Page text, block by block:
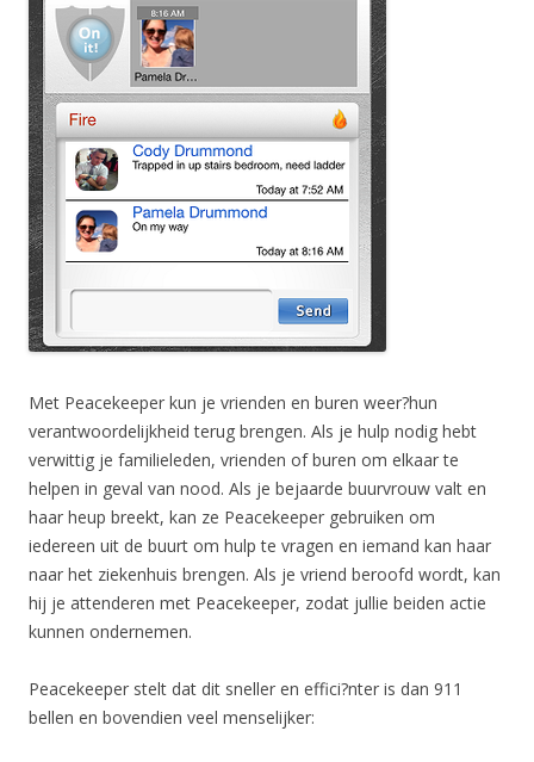
Met Peacekeeper kun je vrienden en buren weer?hun
verantwoordelijkheid terug brengen. Als je hulp nodig hebt
verwittig je familieleden, vrienden of buren om elkaar te
helpen in geval van nood. Als je bejaarde buurvrouw valt en
haar heup breekt, kan ze Peacekeeper gebruiken om
iedereen uit de buurt om hulp te vragen en iemand kan haar
naar het ziekenhuis brengen. Als je vriend beroofd wordt, kan
hij je attenderen met Peacekeeper, zodat jullie beiden actie
kunnen ondernemen.
Peacekeeper stelt dat dit sneller en effici?nter is dan 911
bellen en bovendien veel menselijker: